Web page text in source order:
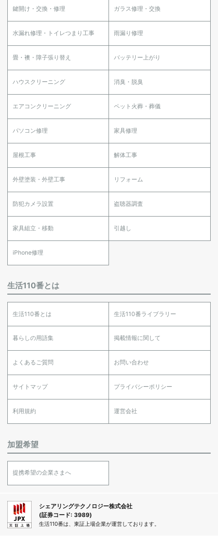
鍵開け・交換・修理 ガラス修理・交換
水漏れ修理・トイレつまり工事 雨漏り修理
畳・襖・障子張り替え バッテリー上がり
ハウスクリーニング 消臭・脱臭
エアコンクリーニング ペット火葬・葬儀
パソコン修理 家具修理
屋根工事 解体工事
外壁塗装・外壁工事 リフォーム
防犯カメラ設置 盗聴器調査
家具組立・移動 引越し
iPhone修理
生活110番とは
生活110番とは 生活110番ライブラリー
暮らしの用語集 掲載情報に関して
よくあるご質問 お問い合わせ
サイトマップ プライバシーポリシー
利用規約 運営会社
加盟希望
提携希望の企業さまへ
シェアリングテクノロジー株式会社
(証券コード: 3989)
生活110番は、東証上場企業が運営しております。